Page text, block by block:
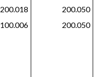
200.018
200.050
100.006
200.050